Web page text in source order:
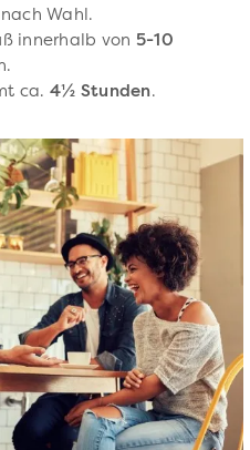
Wahl.
innerhalb von 5-10
ca. 4½ Stunden.